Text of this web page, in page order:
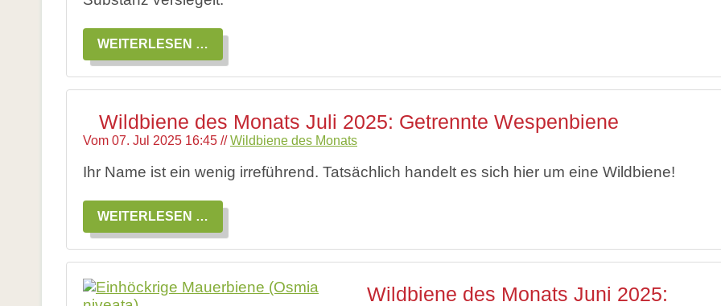
WEITERLESEN …
DES
MONATS
AUGUST
2025:
SEIDENBIENE
Wildbiene des Monats Juli 2025: Getrennte Wespenbiene
Vom 07. Jul 2025 16:45 //Wildbiene des Monats
Ihr Name ist ein wenig irreführend. Tatsächlich handelt es sich hier um eine Wildbiene!
WEITERLESEN …
DES
MONATS
JULI
2025:
GETRENNTE
WESPENBIENE
Wildbiene des Monats Juni 2025: